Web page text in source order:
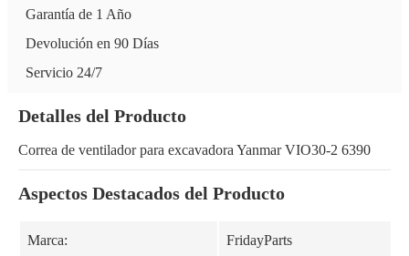
Garantía de 1 Año
Devolución en 90 Días
Servicio 24/7
Detalles del Producto
Correa de ventilador para excavadora Yanmar VIO30-2 6390
Aspectos Destacados del Producto
Marca: FridayParts